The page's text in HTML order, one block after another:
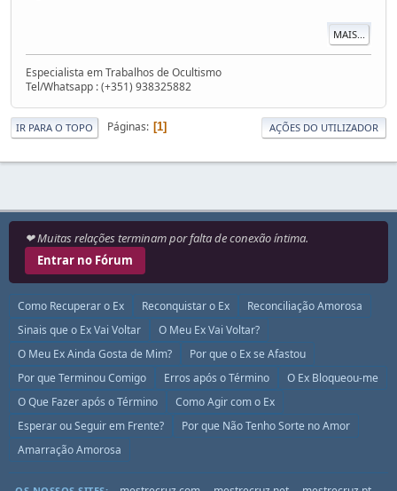
MAIS...
Especialista em Trabalhos de Ocultismo
Tel/Whatsapp : (+351) 938325882
IR PARA O TOPO Páginas 1 AÇÕES DO UTILIZADOR
❤ Muitas relações terminam por falta de conexão íntima.
Entrar no Fórum
Como Recuperar o Ex Reconquistar o Ex
Reconciliação Amorosa
Sinais que o Ex Vai Voltar
O Meu Ex Vai Voltar?
O Meu Ex Ainda Gosta de Mim?
Por que o Ex se Afastou
Por que Terminou Comigo
Erros após o Término
O Ex Bloqueou-me
O Que Fazer após o Término
Como Agir com o Ex
Esperar ou Seguir em Frente?
Por que Não Tenho Sorte no Amor
Amarração Amorosa